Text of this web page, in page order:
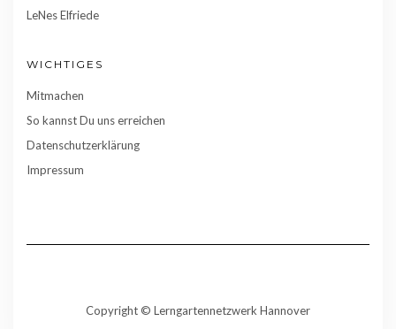
LeNes Elfriede
WICHTIGES
Mitmachen
So kannst Du uns erreichen
Datenschutzerklärung
Impressum
Copyright © Lerngartennetzwerk Hannover